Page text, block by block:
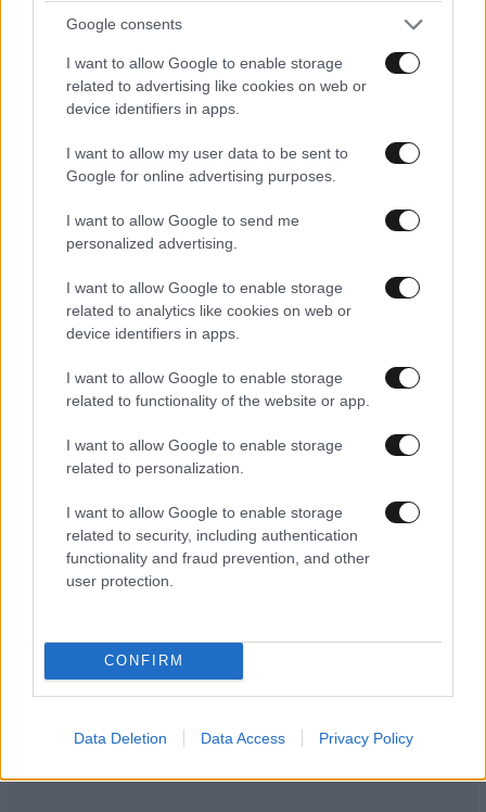
Google consents
I want to allow Google to enable storage
related to advertising like cookies on web or
device identifiers in apps.
I want to allow my user data to be sent to
Google for online advertising purposes.
I want to allow Google to send me
personalized advertising.
I want to allow Google to enable storage
related to analytics like cookies on web or
device identifiers in apps.
I want to allow Google to enable storage
related to functionality of the website or app.
I want to allow Google to enable storage
related to personalization.
I want to allow Google to enable storage
related to security, including authentication
functionality and fraud prevention, and other
user protection.
CONFIRM
Data Deletion Data Access Privacy Policy
Πρόεδρε ο ζελές σου αλλάζει πλέον καθημερινά τα
πετρέλαια
Απαντήστε
TRENDING
LIFESTYLE08·08·2026 19:12
ευτυχίας δεδομένη»